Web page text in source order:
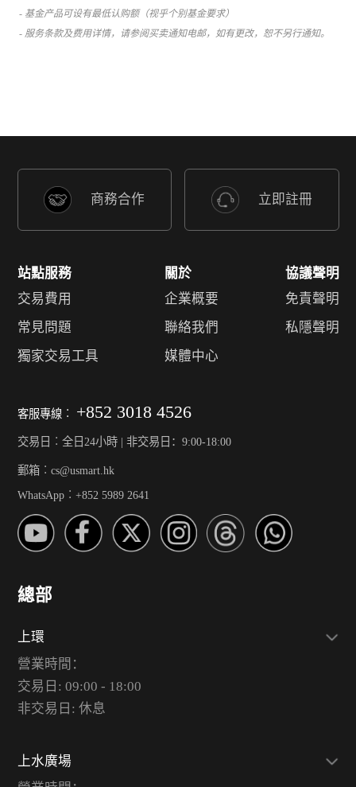
- 基金产品可设有最低认购额（视乎个别基金要求）
- 服务条款及费用详情，请参阅买卖通知电邮，如有更改，恕不另行通知。
商務合作 立即註冊
站點服務
交易費用
常見問題
獨家交易工具
關於
企業概要
聯絡我們
媒體中心
協議聲明
免責聲明
私隱聲明
客服專線︰ +852 3018 4526
交易日︰全日24小時 | 非交易日：9:00-18:00
郵箱︰cs@usmart.hk
WhatsApp︰+852 5989 2641
總部
上環
營業時間：
交易日: 09:00 - 18:00
非交易日: 休息
上水廣場